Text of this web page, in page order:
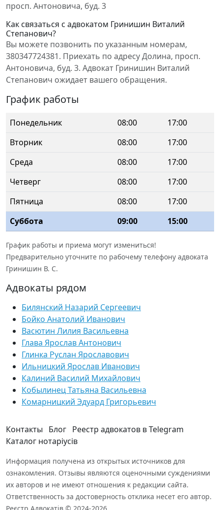
просп. Антоновича, буд. 3
Как связаться с адвокатом Гринишин Виталий
Степанович?
Вы можете позвонить по указанным номерам,
380347724381. Приехать по адресу Долина, просп.
Антоновича, буд. 3. Адвокат Гринишин Виталий
Степанович ожидает вашего обращения.
График работы
Понедельник 08:00
17:00
Вторник
08:00
17:00
Среда
08:00
17:00
Четверг
08:00
17:00
Пятница
08:00
17:00
Суббота
09:00 15:00
График работы и приема могут измениться!
Предварительно уточните по рабочему телефону адвоката
Гринишин В. С.
Адвокаты рядом
Билянский Назарий Сергеевич
Бойко Анатолий Иванович
Васютин Лилия Васильевна
Глава Ярослав Антонович
Глинка Руслан Ярославович
Ильницкий Ярослав Иванович
Калиний Василий Михайлович
Кобылинец Татьяна Васильевна
Комарницкий Эдуард Григорьевич
Контакты Блог Реестр адвокатов в Telegram
Каталог нотаріусів
Информация получена из открытых источников для
ознакомления. Отзывы являются оценочными суждениями
их авторов и не имеют отношения к редакции сайта.
Ответственность за достоверность отклика несет его автор.